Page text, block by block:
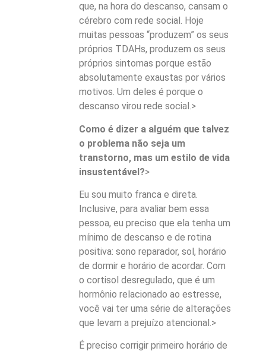
que, na hora do descanso, cansam o
cérebro com rede social. Hoje
muitas pessoas “produzem” os seus
próprios TDAHs, produzem os seus
próprios sintomas porque estão
absolutamente exaustas por vários
motivos. Um deles é porque o
descanso virou rede social.>
Como é dizer a alguém que talvez
o problema não seja um
transtorno, mas um estilo de vida
insustentável?>
Eu sou muito franca e direta.
Inclusive, para avaliar bem essa
pessoa, eu preciso que ela tenha um
mínimo de descanso e de rotina
positiva: sono reparador, sol, horário
de dormir e horário de acordar. Com
o cortisol desregulado, que é um
hormônio relacionado ao estresse,
você vai ter uma série de alterações
que levam a prejuízo atencional.>
É preciso corrigir primeiro horário de